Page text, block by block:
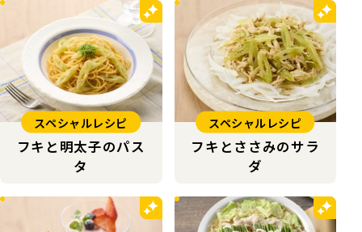
スペシャルレシピ
フキと明太子のパス
タ
スペシャルレシピ
フキとささみのサラ
ダ